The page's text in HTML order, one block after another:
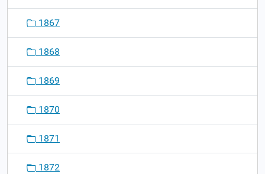
1867
1868
1869
1870
1871
1872